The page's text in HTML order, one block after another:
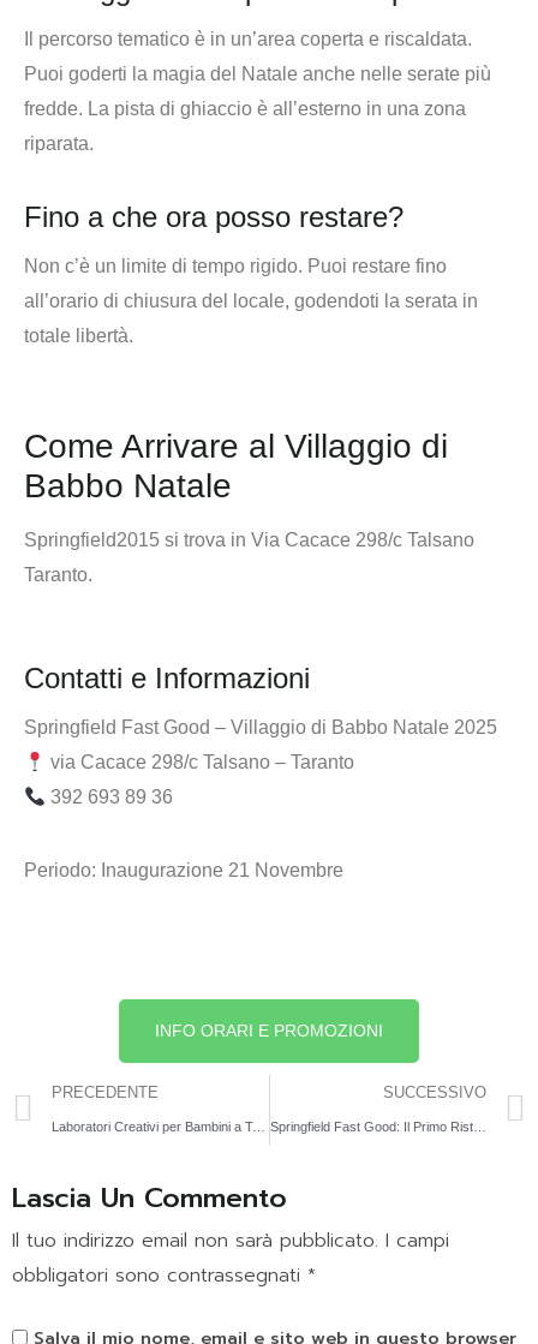
Il percorso tematico è in un’area coperta e riscaldata.
Puoi goderti la magia del Natale anche nelle serate più
fredde. La pista di ghiaccio è all’esterno in una zona
riparata.
Fino a che ora posso restare?
Non c’è un limite di tempo rigido. Puoi restare fino
all’orario di chiusura del locale, godendoti la serata in
totale libertà.
Come Arrivare al Villaggio di
Babbo Natale
Springfield2015 si trova in Via Cacace 298/c Talsano
Taranto.
Contatti e Informazioni
Springfield Fast Good – Villaggio di Babbo Natale 2025
via Cacace 298/c Talsano – Taranto
392 693 89 36
Periodo: Inaugurazione 21 Novembre
INFO ORARI E PROMOZIONI
PRECEDENTE
Laboratori Creativi per Bambini a Taranto 28 29 30 Ottobre | Springfield2015 a Taranto
SUCCESSIVO
Springfield Fast Good: Il Primo Risto Play di Taranto Dove Cenare con i Bambini È un Piacere
Lascia Un Commento
Il tuo indirizzo email non sarà pubblicato. I campi
obbligatori sono contrassegnati *
Salva il mio nome, email e sito web in questo browser